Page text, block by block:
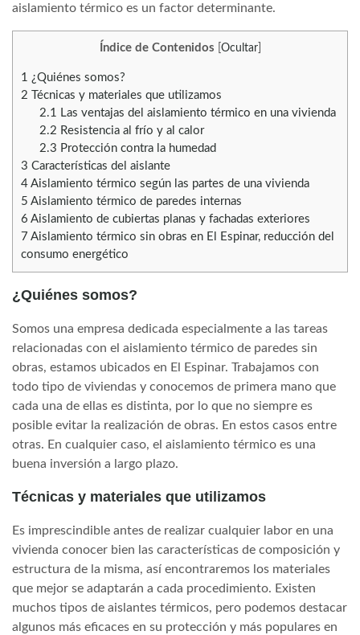
aislamiento térmico es un factor determinante.
Índice de Contenidos Ocultar]
1 ¿Quiénes somos?
2 Técnicas y materiales que utilizamos
2.1 Las ventajas del aislamiento térmico en una vivienda
2.2 Resistencia al frío y al calor
2.3 Protección contra la humedad
3 Características del aislante
4 Aislamiento térmico según las partes de una vivienda
5 Aislamiento térmico de paredes internas
6 Aislamiento de cubiertas planas y fachadas exteriores
7 Aislamiento térmico sin obras en El Espinar, reducción del
consumo energético
¿Quiénes somos?
Somos una empresa dedicada especialmente a las tareas
relacionadas con el aislamiento térmico de paredes sin
obras, estamos ubicados en El Espinar. Trabajamos con
todo tipo de viviendas y conocemos de primera mano que
cada una de ellas es distinta, por lo que no siempre es
posible evitar la realización de obras. En estos casos entre
otras. En cualquier caso, el aislamiento térmico es una
buena inversión a largo plazo.
Técnicas y materiales que utilizamos
Es imprescindible antes de realizar cualquier labor en una
vivienda conocer bien las características de composición y
estructura de la misma, así encontraremos los materiales
que mejor se adaptarán a cada procedimiento. Existen
muchos tipos de aislantes térmicos, pero podemos destacar
algunos más eficaces en su protección y más populares en